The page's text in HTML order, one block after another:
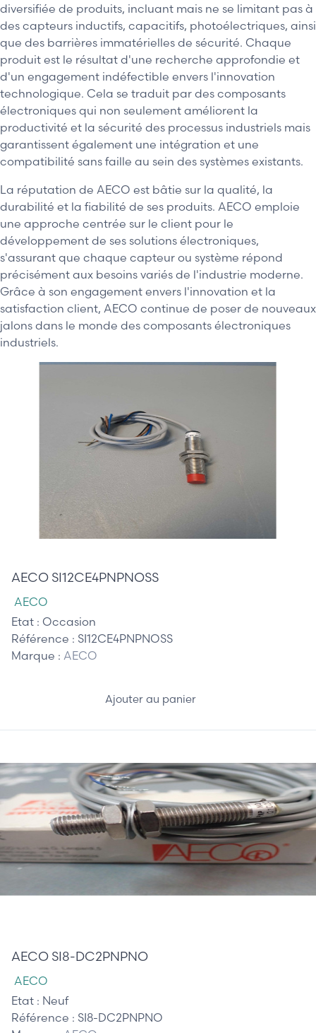
diversifiée de produits, incluant mais ne se limitant pas à
des capteurs inductifs, capacitifs, photoélectriques, ainsi
que des barrières immatérielles de sécurité. Chaque
produit est le résultat d'une recherche approfondie et
d'un engagement indéfectible envers l'innovation
technologique. Cela se traduit par des composants
électroniques qui non seulement améliorent la
productivité et la sécurité des processus industriels mais
garantissent également une intégration et une
compatibilité sans faille au sein des systèmes existants.
La réputation de AECO est bâtie sur la qualité, la
durabilité et la fiabilité de ses produits. AECO emploie
une approche centrée sur le client pour le
développement de ses solutions électroniques,
s'assurant que chaque capteur ou système répond
précisément aux besoins variés de l'industrie moderne.
Grâce à son engagement envers l'innovation et la
satisfaction client, AECO continue de poser de nouveaux
jalons dans le monde des composants électroniques
industriels.
AECO SI12CE4PNPNOSS
AECO
Etat : Occasion
Référence : SI12CE4PNPNOSS
Marque : AECO
Ajouter au panier
AECO SI8-DC2PNPNO
AECO
Etat : Neuf
Référence : SI8-DC2PNPNO